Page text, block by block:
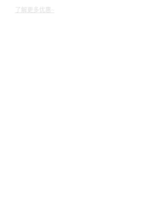
了解更多优惠~